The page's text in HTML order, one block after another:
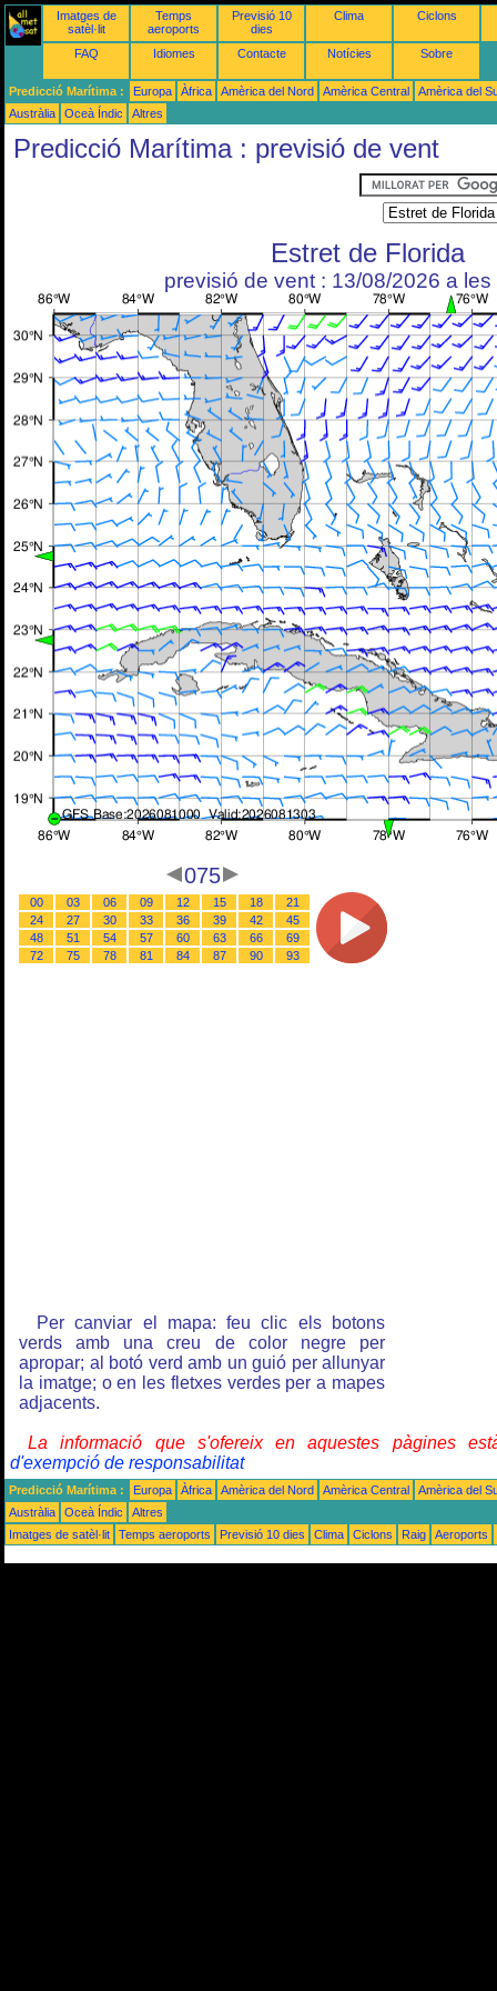
Imatges de
satèl·lit
Temps
aeroports
Previsió 10
dies
Clima Ciclons
FAQ Idiomes Contacte Notícies Sobre
Predicció Marítima : Europa Àfrica Amèrica del Nord Amèrica Central
Amèrica del
Austràlia
Oceà Índic Altres
Predicció Marítima : previsió de vent
Estret de Florida
previsió de vent : 13/08/2026 a les
075
00 03 06 09 12 15 18
21
24
27 30 33 36 39 42
45
48
51 54 57 60 63 66
69
72
75 78 81 84 87 90 93
Per canviar el mapa: feu clic els botons
verds amb una creu de color negre per
apropar; al botó verd amb un guió per allunyar
la imatge; o en les fletxes verdes per a mapes
adjacents.
La informació que s'ofereix en aquestes pàgines
d'exempció de responsabilitat
Predicció Marítima : Europa Àfrica Amèrica del Nord Amèrica Central
Amèrica del
Austràlia
Oceà Índic
Altres
Imatges de satèl·lit
Temps aeroports Previsió 10 dies Clima Ciclons Raig Aeroports